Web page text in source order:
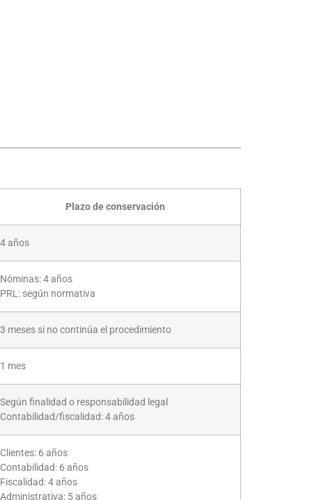
Plazo de conservación
4 años
Nóminas: 4 años
PRL: según normativa
3 meses si no continúa el procedimiento
1 mes
Según finalidad o responsabilidad legal
Contabilidad/fiscalidad: 4 años
Clientes: 6 años
Contabilidad: 6 años
Fiscalidad: 4 años
Administrativa: 5 años